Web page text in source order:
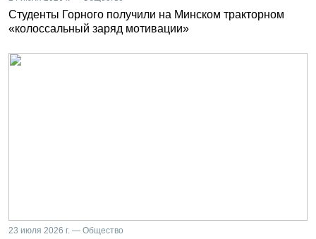
Студенты Горного получили на Минском тракторном
«колоссальный заряд мотивации»
23 июля 2026 г. — Общество